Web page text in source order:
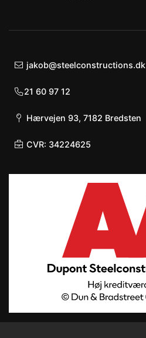
jakob@steelconstructions.dk
21 60 97 12
Hærvejen 93, 7182 Bredsten
CVR: 34224625